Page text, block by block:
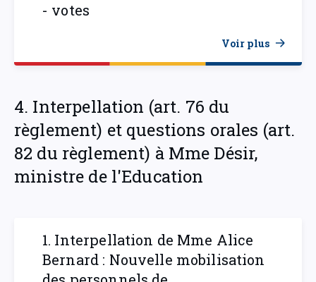
- votes
Voir plus
4. Interpellation (art. 76 du
règlement) et questions orales (art.
82 du règlement) à Mme Désir,
ministre de l'Education
1. Interpellation de Mme Alice
Bernard : Nouvelle mobilisation